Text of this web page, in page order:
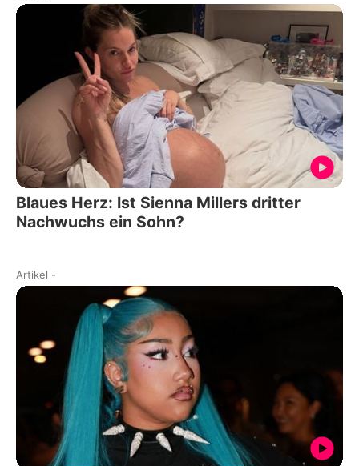
Blaues Herz: Ist Sienna Millers dritter
Nachwuchs ein Sohn?
Artikel -